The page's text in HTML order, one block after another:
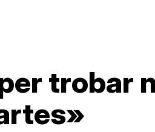
trobar